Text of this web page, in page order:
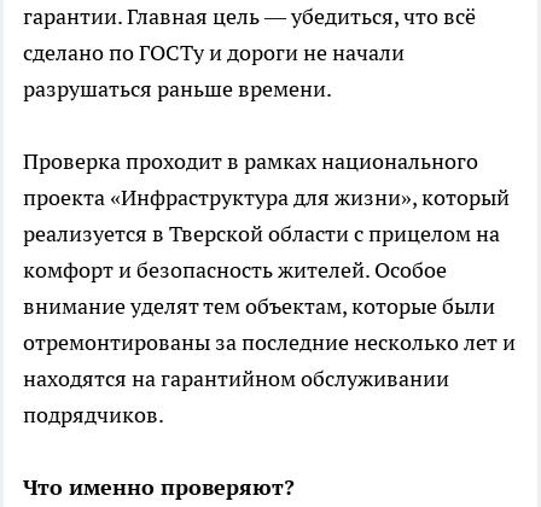
гарантии. Главная цель — убедиться, что всё
сделано по ГОСТу и дороги не начали
разрушаться раньше времени.
Проверка проходит в рамках национального
проекта «Инфраструктура для жизни», который
реализуется в Тверской области с прицелом на
комфорт и безопасность жителей. Особое
внимание уделят тем объектам, которые были
отремонтированы за последние несколько лет и
находятся на гарантийном обслуживании
подрядчиков.
Что именно проверяют?